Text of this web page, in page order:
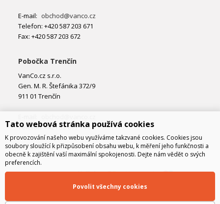
E-mail: obchod@vanco.cz
Telefon: +420 587 203 671
Fax: +420 587 203 672
Pobočka Trenčín
VanCo.cz s.r.o.
Gen. M. R. Štefánika 372/9
911 01 Trenčín
Telefon: +421 32 877 74 02
Tato webová stránka používá cookies
K provozování našeho webu využíváme takzvané cookies. Cookies jsou
soubory sloužící k přizpůsobení obsahu webu, k měření jeho funkčnosti a
obecně k zajištění vaší maximální spokojenosti. Dejte nám vědět o svých
preferencích.
Povolit všechny cookies